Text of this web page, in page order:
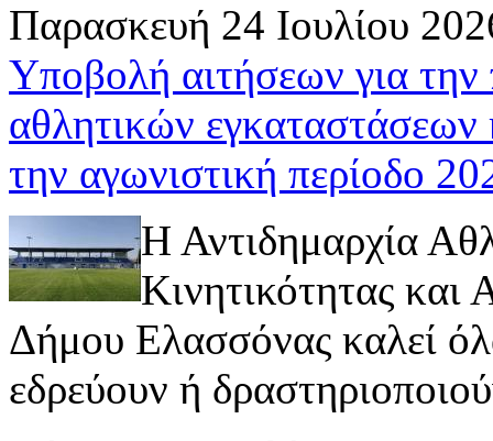
Παρασκευή 24 Ιουλίου
Υποβολή αιτήσεων για
αθλητικών
την αγωνιστική περίοδο
Η Αντιδημαρχία
Κινητικότητας
Δήμου Ελασσόνας καλεί
εδρεύουν ή